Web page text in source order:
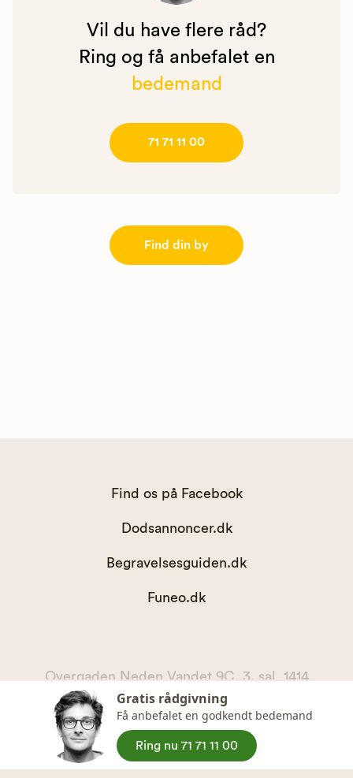
Vil du have flere råd?
Ring og få anbefalet en
bedemand
71 71 11 00
Find din by
Find os på Facebook
Dodsannoncer.dk
Begravelsesguiden.dk
Funeo.dk
Overgaden Neden Vandet 9C, 3. sal, 1414
København K
kontakt@begravelsesguiden.dk, telefon 71 71 11 00
CVR. 36065567
Gratis rådgivning
Få anbefalet en godkendt bedemand
Ring nu 71 71 11 00